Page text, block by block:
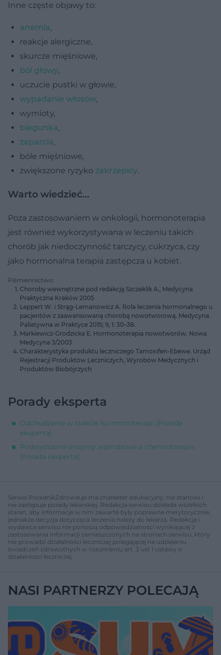
Inne częste objawy to:
anemia,
reakcje alergiczne,
skurcze mięśniowe,
ból głowy,
uczucie pustki w głowie,
wypadanie włosów,
wymioty,
biegunka,
zaparcia,
bóle mięśniowe,
zwiększone ryzyko zakrzepicy.
Warto wiedzieć…
Poza zastosowaniem w onkologii, hormonoterapia
jest również wykorzystywana w leczeniu takich
chorób jak niedoczynność tarczycy, cukrzyca, czy
jako hormonalna terapia zastępcza u kobiet.
Piśmiennictwo:
Choroby wewnętrzne pod redakcją Szczeklik A., Medycyna
Praktyczna Kraków 2005
Leppert W. i Strąg-Lemanowicz A. Rola leczenia hormonalnego u
pacjentów z zaawansowaną chorobą nowotworową. Medycyna
Paliatywna w Praktyce 2015; 9, 1: 30–38.
Markiewicz-Grodzicka E. Hormonoterapia nowotworów. Nowa
Medycyna 3/2003
Charakterystyka produktu leczniczego Tamoxifen-Ebewe. Urząd
Rejestracji Produktów Leczniczych, Wyrobów Medycznych i
Produktów Biobójczych
Porady eksperta
Odchudzanie w trakcie hormonoterapii [Porada
eksperta]
Podwyższone enzymy wątrobowe a chemioterapia
[Porada eksperta]
Serwis PoradnikZdrowie.pl ma charakter edukacyjny, nie stanowi i
nie zastępuje porady lekarskiej. Redakcja serwisu dokłada wszelkich
starań, aby informacje w nim zawarte były poprawne merytorycznie,
jednakże decyzja dotycząca leczenia należy do lekarza. Redakcja i
wydawca serwisu nie ponoszą odpowiedzialności wynikającej z
zastosowania informacji zamieszczonych na stronach serwisu, który
nie prowadzi działalności leczniczej polegającej na udzielaniu
świadczeń zdrowotnych w rozumieniu art. 3 ust 1 ustawy o
działalności leczniczej.
NASI PARTNERZY POLECAJĄ